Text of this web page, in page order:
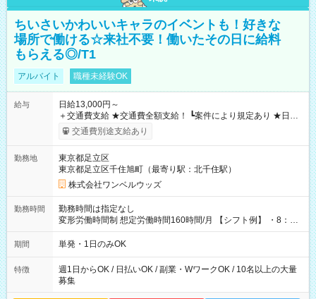
ちいさいかわいいキャラのイベントも！好きな
場所で働ける☆来社不要！働いたその日に給料
もらえる◎/T1
アルバイト 職種未経験OK
給与
日給13,000円～
＋交通費支給 ★交通費全額支給！ ┗案件により規定あり ★日払
いOK！（規定あり） ┗働いたその日に現金GET♪ お仕事後はコ
ンビニATMから 日払い分を引き落とせます！ 【試用期間】試
交通費別途支給あり
勤務地
東京都足立区
東京都足立区千住旭町（最寄り駅：北千住駅）
株式会社ワンベルウッズ
勤務時間
勤務時間は指定なし
変形労働時間制 想定労働時間160時間/月 【シフト例】 ・8：00
～21：00
期間 単発・1日のみOK
特徴
週1日からOK / 日払いOK / 副業・WワークOK / 10名以上の大量
募集